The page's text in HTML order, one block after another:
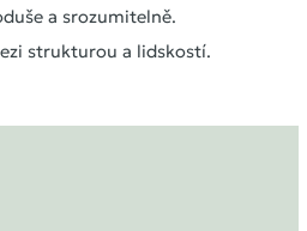
Naše služby
a srozumitelně.
strukturou a lidskostí.